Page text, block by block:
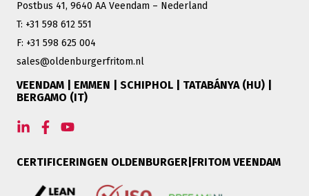
Postbus 41, 9640 AA Veendam – Nederland
T: +31 598 612 551
F: +31 598 625 004
sales@oldenburgerfritom.nl
VEENDAM | EMMEN | SCHIPHOL | TATABÁNYA (HU) |
BERGAMO (IT)
CERTIFICERINGEN OLDENBURGER|FRITOM VEENDAM